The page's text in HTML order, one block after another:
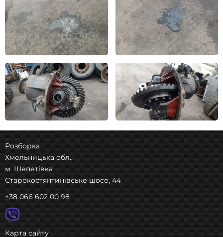
Розборка
Хмельницька обл.,
м. Шепетівка
Старокостянтинівське шосе, 44
+38 066 602 00 98
Карта сайту